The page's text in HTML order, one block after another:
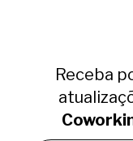
Receba